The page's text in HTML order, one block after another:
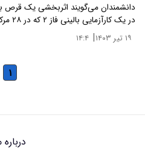
در یک کارآزمایی بالینی فاز ۲ که در ۲۸ مرکز در اروپا…
۱۹ تیر ۱۴۰۳ | ۱۴:۴
۱
درباره